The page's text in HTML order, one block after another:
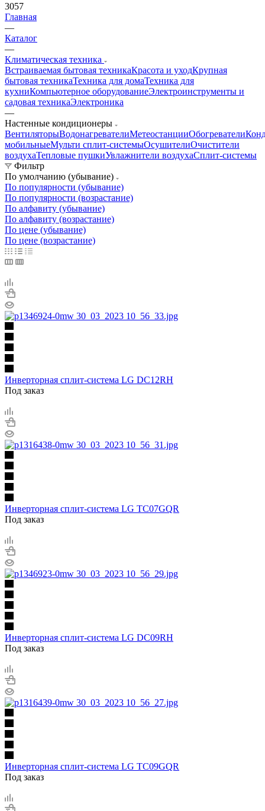
3057
Главная
—
Каталог
—
Климатическая техника
Встраиваемая бытовая техникаКрасота и уходКрупная
бытовая техникаТехника для домаТехника для
кухниКомпьютерное оборудованиеЭлектроинструменты и
садовая техникаЭлектроника
—
Настенные кондиционеры
ВентиляторыВодонагревателиМетеостанцииОбогреватели
мобильныеМульти сплит-системыОсушителиОчистители
воздухаТепловые пушкиУвлажнители воздухаСплит-системы
Фильтр
По умолчанию (убывание)
По популярности (убывание)
По популярности (возрастание)
По алфавиту (убывание)
По алфавиту (возрастание)
По цене (убывание)
По цене (возрастание)
Инверторная сплит-система LG DC12RH
Под заказ
Инверторная сплит-система LG TC07GQR
Под заказ
Инверторная сплит-система LG DC09RH
Под заказ
Инверторная сплит-система LG TC09GQR
Под заказ